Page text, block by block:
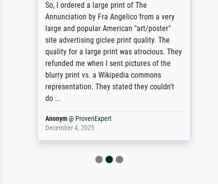
So, I ordered a large print of The
Annunciation by Fra Angelico from a very
large and popular American "art/poster"
site advertising giclee print quality. The
quality for a large print was atrocious. They
refunded me when I sent pictures of the
blurry print vs. a Wikipedia commons
representation. They stated they couldn't
do ...
Anonym@ProvenExpert
December 4, 2025